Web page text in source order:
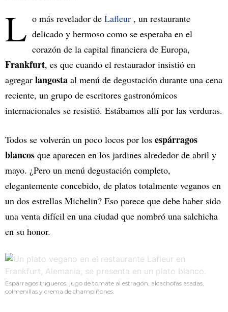
L o más revelador de Lafleur , un restaurante
delicado y hermoso como se esperaba en el
corazón de la capital financiera de Europa,
Frankfurt, es que cuando el restaurador insistió en
agregar langosta al menú de degustación durante una cena
reciente, un grupo de escritores gastronómicos
internacionales se resistió. Estábamos allí por las verduras.
Todos se volverán un poco locos por los espárragos
blancos que aparecen en los jardines alrededor de abril y
mayo. ¿Pero un menú degustación completo,
elegantemente concebido, de platos totalmente veganos en
un dos estrellas Michelin? Eso parece que debe haber sido
una venta difícil en una ciudad que nombró una salchicha
en su honor.
Espárragos trigueros, jugo de tomate al estragón, alcachofas asadas,
colmenillas y crema de champiñones.